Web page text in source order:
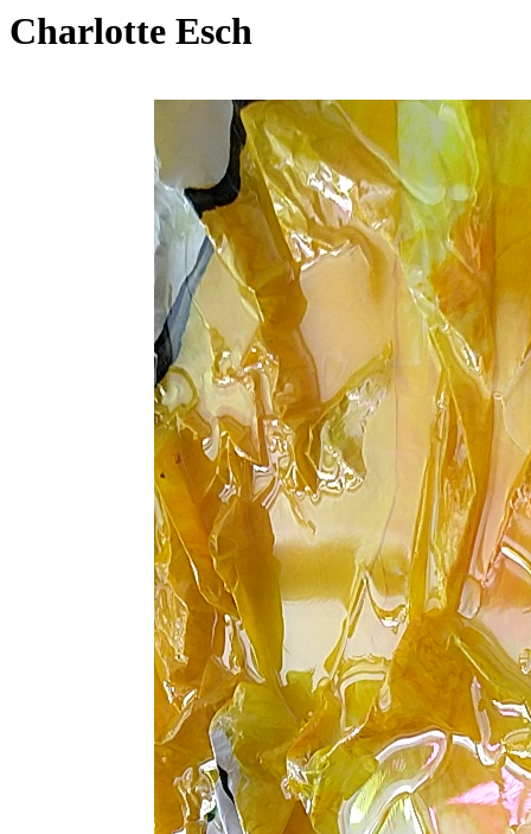
Charlotte Esch